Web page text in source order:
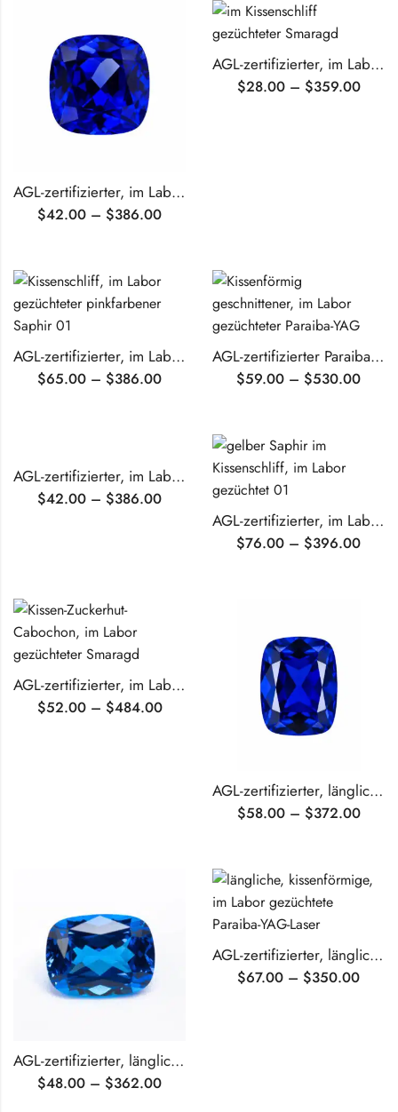
AGL-zertifizierter, im Labor gezüchteter blauer Saphir im Kissenschliff
$42.00 – $386.00
AGL-zertifizierter, im Labor gezüchteter Smaragd im Kissenschliff
$28.00 – $359.00
AGL-zertifizierter, im Labor gezüchteter, pinkfarbener Saphir im Kissenschliff
$65.00 – $386.00
AGL-zertifizierter Paraiba im Kissenschliff, im Labor gezüchtet
$59.00 – $530.00
AGL-zertifizierter, im Labor gezüchteter Rubin im Kissenschliff
$42.00 – $386.00
AGL-zertifizierter, im Labor gezüchteter gelber Saphir im Kissenschliff
$76.00 – $396.00
AGL-zertifizierter, im Labor gezüchteter Smaragd im Kissen-Zuckerhut-Cabochon-Stil
$52.00 – $484.00
AGL-zertifizierter, länglicher, im Kissenschliff gewachsener blauer Saphir
$58.00 – $372.00
AGL-zertifizierter, länglicher, im Kissenschliff geschliffener, im Labor gezüchteter kobaltblauer Spinell
$48.00 – $362.00
AGL-zertifizierter, länglicher, im Labor gezüchteter Paraiba im Kissenschliff
$67.00 – $350.00